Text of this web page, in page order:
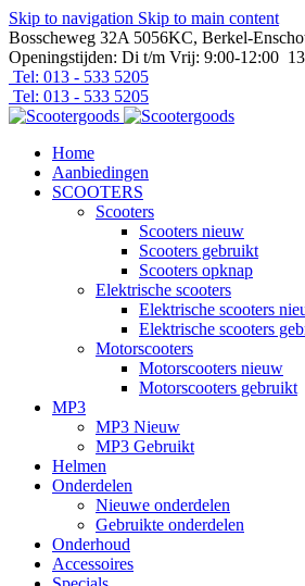
Skip to navigation Skip to main content
Bosscheweg 32A 5056KC, Berkel-
Openingstijden: Di t/m Vrij: 9:00-12:00
Tel: 013 - 533 5205
Tel: 013 - 533 5205
Home
Aanbiedingen
SCOOTERS
Scooters
Scooters nieuw
Scooters gebruikt
Scooters opknap
Elektrische scooters
Elektrische scooters
Elektrische scooters
Motorscooters
Motorscooters nieuw
Motorscooters gebruikt
MP3
MP3 Nieuw
MP3 Gebruikt
Helmen
Onderdelen
Nieuwe onderdelen
Gebruikte onderdelen
Onderhoud
Accessoires